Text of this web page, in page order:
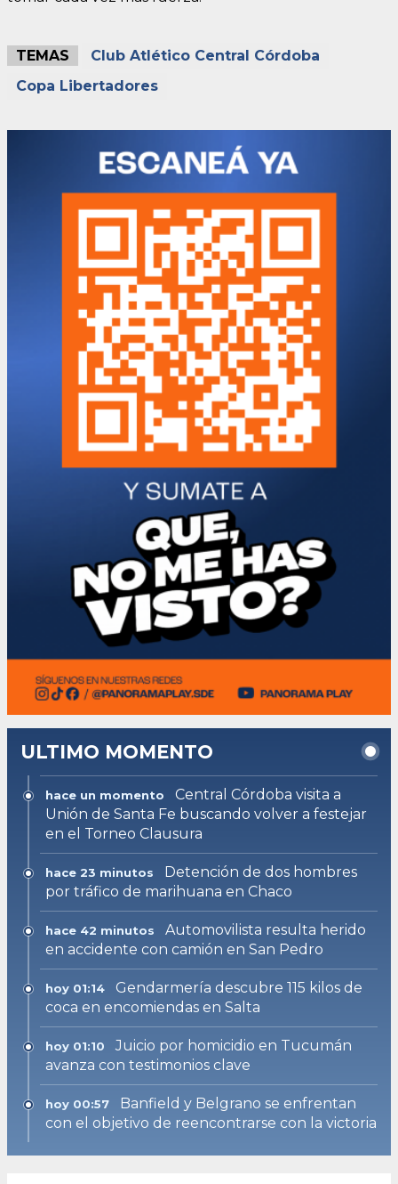
TEMAS
Club Atlético Central Córdoba
Copa Libertadores
ULTIMO MOMENTO
hace un momento
Central Córdoba visita a
Unión de Santa Fe buscando volver a festejar
en el Torneo Clausura
hace 23 minutos
Detención de dos hombres
por tráfico de marihuana en Chaco
hace 42 minutos
Automovilista resulta herido
en accidente con camión en San Pedro
hoy 01:14
Gendarmería descubre 115 kilos de
coca en encomiendas en Salta
hoy 01:10
Juicio por homicidio en Tucumán
avanza con testimonios clave
hoy 00:57
Banfield y Belgrano se enfrentan
con el objetivo de reencontrarse con la victoria